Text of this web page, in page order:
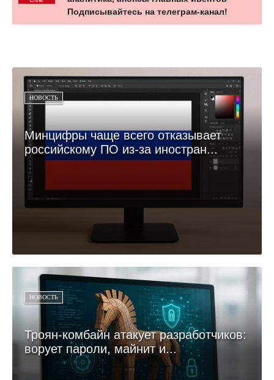
Подписывайтесь на телеграм-канал!
НОВОСТЬ
Минцифры чаще всего отказывает
российскому ПО из-за иностран...
НОВОСТЬ
Троян-комбайн атакует разработчиков:
ворует пароли, майнит и...